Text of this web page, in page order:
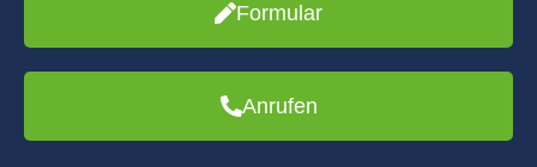
Formular
Anrufen